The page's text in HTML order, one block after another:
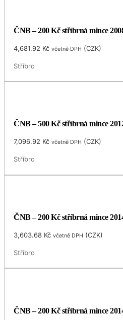
ČNB – 200 Kč stříbrná mince
4,681.92 Kč včetně DPH (CZK)
Stříbro
ČNB – 500 Kč stříbrná mince
7,096.92 Kč včetně DPH (CZK)
Stříbro
ČNB – 200 Kč stříbrná mince
3,603.68 Kč včetně DPH (CZK)
Stříbro
ČNB – 200 Kč stříbrná mince